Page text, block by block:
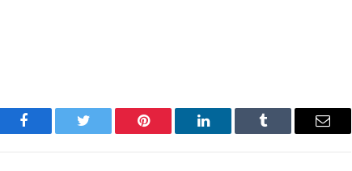
Facebook Twitter Pinterest LinkedIn Tumblr Email